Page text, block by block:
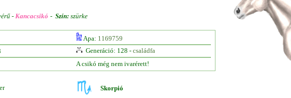
-Kancacsikó - Szín: szürke
Apa: 1169759
Generáció: 128 - családfa
A csikó még nem ivarérett!
Skorpió